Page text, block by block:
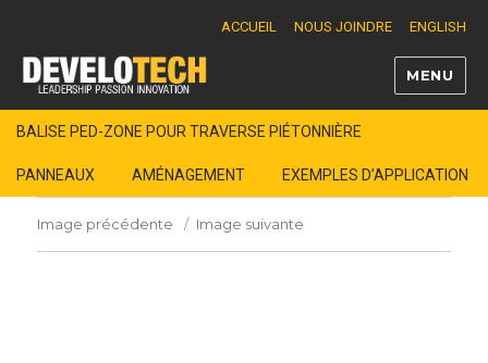
ACCUEIL NOUS JOINDRE ENGLISH
Develotech
MENU
BALISE PED-ZONE POUR TRAVERSE PIÉTONNIÈRE
PANNEAUX AMÉNAGEMENT EXEMPLES D’APPLICATION
Image précédente Image suivante